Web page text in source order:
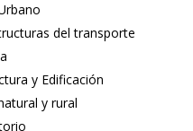
del transporte
y Edificación
y rural